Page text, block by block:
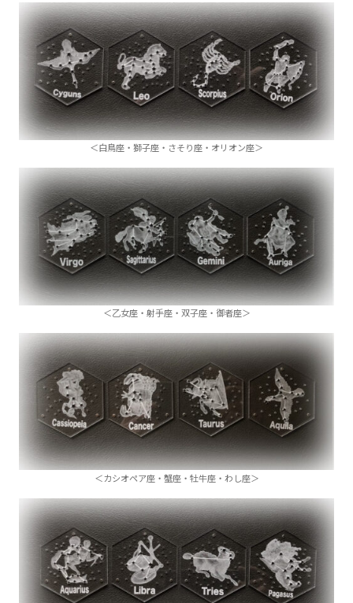
＜白鳥座・獅子座・さそり座・オリオン座＞
＜乙女座・射手座・双子座・御者座＞
＜カシオペア座・蟹座・牡牛座・わし座＞